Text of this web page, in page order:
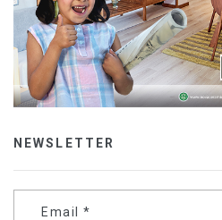
NEWSLETTER
Email *